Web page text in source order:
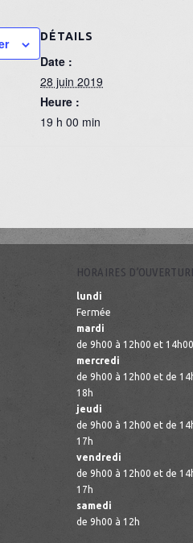
DÉTAILS
Date :
28 juin 2019
Heure :
19 h 00 min
HORAIRES
lundi
Fermée
mardi
de 9h00 à 12h00 et
mercredi
de 9h00 à 12h00 et de
18h
jeudi
de 9h00 à 12h00 et de
17h
vendredi
de 9h00 à 12h00 et de
17h
samedi
de 9h00 à 12h